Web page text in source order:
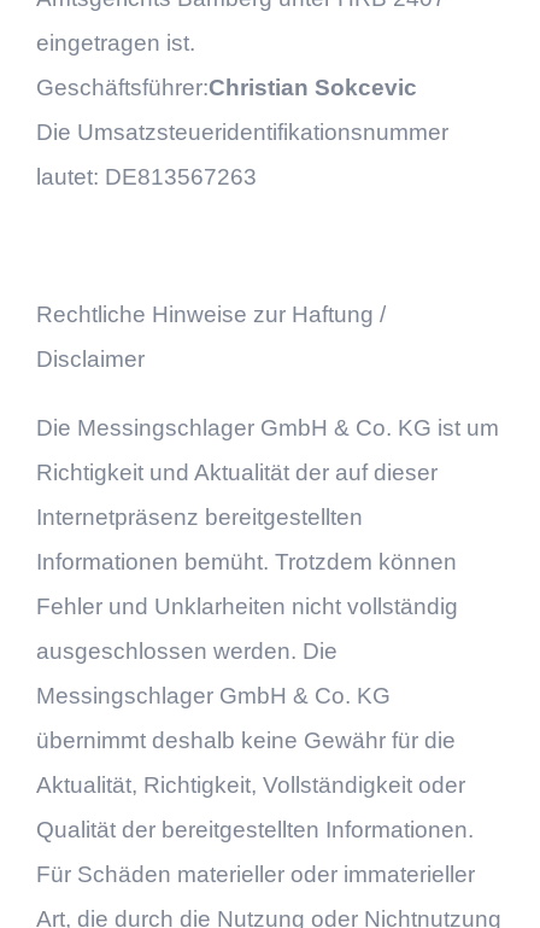
eingetragen ist.
Geschäftsführer:Christian Sokcevic
Die Umsatzsteueridentifikationsnummer
lautet: DE813567263
Rechtliche Hinweise zur Haftung /
Disclaimer
Die Messingschlager GmbH & Co. KG ist um
Richtigkeit und Aktualität der auf dieser
Internetpräsenz bereitgestellten
Informationen bemüht. Trotzdem können
Fehler und Unklarheiten nicht vollständig
ausgeschlossen werden. Die
Messingschlager GmbH & Co. KG
übernimmt deshalb keine Gewähr für die
Aktualität, Richtigkeit, Vollständigkeit oder
Qualität der bereitgestellten Informationen.
Für Schäden materieller oder immaterieller
Art, die durch die Nutzung oder Nichtnutzung